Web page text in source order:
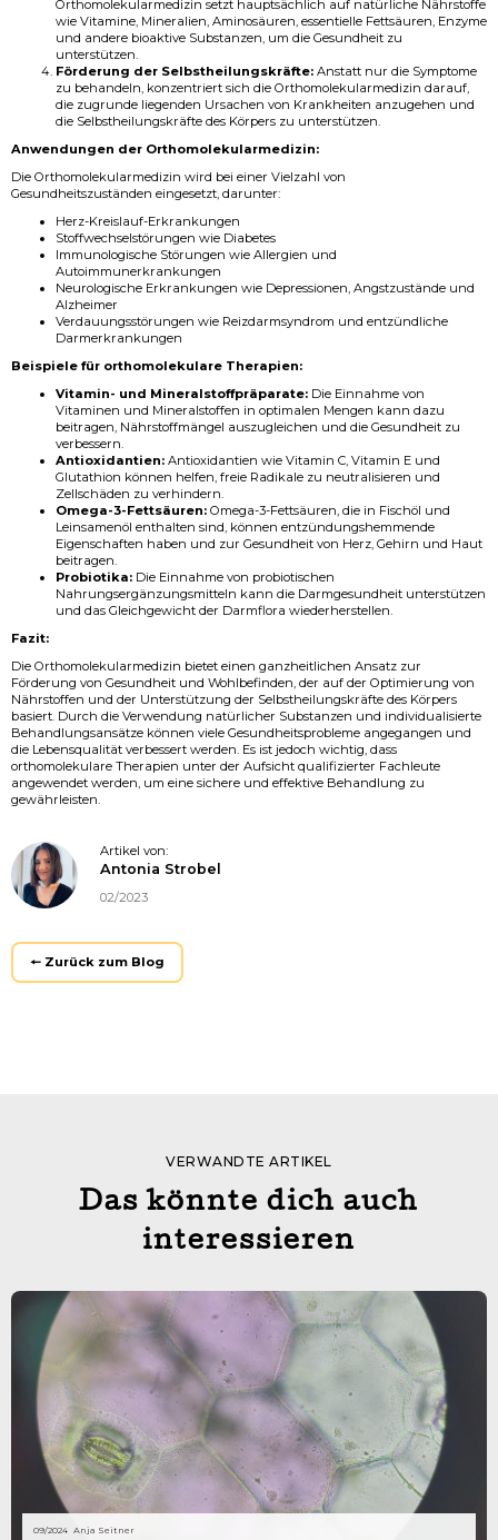
Artikel von:
Antonia Strobel
02/2023
🠔 Zurück zum Blog
Orthomolekularmedizin setzt hauptsächlich auf natürliche Nährstoffe
wie Vitamine, Mineralien, Aminosäuren, essentielle Fettsäuren, Enzyme
und andere bioaktive Substanzen, um die Gesundheit zu
unterstützen.
Förderung der Selbstheilungskräfte: Anstatt nur die Symptome
zu behandeln, konzentriert sich die Orthomolekularmedizin darauf,
die zugrunde liegenden Ursachen von Krankheiten anzugehen und
die Selbstheilungskräfte des Körpers zu unterstützen.
Anwendungen der Orthomolekularmedizin:
Die Orthomolekularmedizin wird bei einer Vielzahl von
Gesundheitszuständen eingesetzt, darunter:
Herz-Kreislauf-Erkrankungen
Stoffwechselstörungen wie Diabetes
Immunologische Störungen wie Allergien und
Autoimmunerkrankungen
Neurologische Erkrankungen wie Depressionen, Angstzustände und
Alzheimer
Verdauungsstörungen wie Reizdarmsyndrom und entzündliche
Darmerkrankungen
Beispiele für orthomolekulare Therapien:
Vitamin- und Mineralstoffpräparate: Die Einnahme von
Vitaminen und Mineralstoffen in optimalen Mengen kann dazu
beitragen, Nährstoffmängel auszugleichen und die Gesundheit zu
verbessern.
Antioxidantien: Antioxidantien wie Vitamin C, Vitamin E und
Glutathion können helfen, freie Radikale zu neutralisieren und
Zellschäden zu verhindern.
Omega-3-Fettsäuren: Omega-3-Fettsäuren, die in Fischöl und
Leinsamenöl enthalten sind, können entzündungshemmende
Eigenschaften haben und zur Gesundheit von Herz, Gehirn und Haut
beitragen.
Probiotika: Die Einnahme von probiotischen
Nahrungsergänzungsmitteln kann die Darmgesundheit unterstützen
und das Gleichgewicht der Darmflora wiederherstellen.
Fazit:
Die Orthomolekularmedizin bietet einen ganzheitlichen Ansatz zur
Förderung von Gesundheit und Wohlbefinden, der auf der Optimierung von
Nährstoffen und der Unterstützung der Selbstheilungskräfte des Körpers
basiert. Durch die Verwendung natürlicher Substanzen und individualisierte
Behandlungsansätze können viele Gesundheitsprobleme angegangen und
die Lebensqualität verbessert werden. Es ist jedoch wichtig, dass
orthomolekulare Therapien unter der Aufsicht qualifizierter Fachleute
angewendet werden, um eine sichere und effektive Behandlung zu
gewährleisten.
VERWANDTE ARTIKEL
Das könnte dich auch
interessieren
09/2024 Anja Seitner